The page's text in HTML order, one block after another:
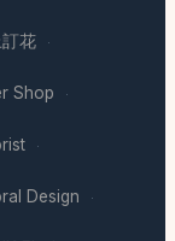
花 ·
Shop ·
·
Design ·